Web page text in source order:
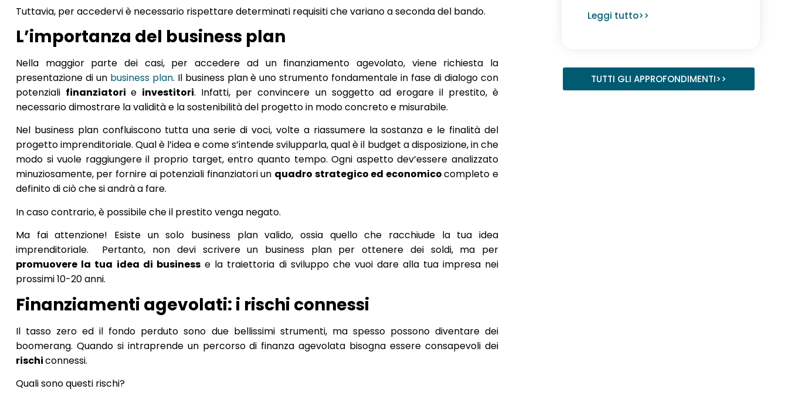
Tuttavia, per accedervi è necessario rispettare determinati requisiti che variano a seconda del bando.
L’importanza del business plan
Nella maggior parte dei casi, per accedere ad un finanziamento agevolato, viene richiesta la
presentazione di un business plan. Il business plan è uno strumento fondamentale in fase di dialogo con
potenziali finanziatorie investitori. Infatti, per convincere un soggetto ad erogare il prestito, è
necessario dimostrare la validità e la sostenibilità del progetto in modo concreto e misurabile.
Nel business plan confluiscono tutta una serie di voci, volte a riassumere la sostanza e le finalità del
progetto imprenditoriale. Qual è l’idea e come s’intende svilupparla, qual è il budget a disposizione, in che
modo si vuole raggiungere il proprio target, entro quanto tempo. Ogni aspetto dev’essere analizzato
minuziosamente, per fornire ai potenziali finanziatori un quadro strategico ed economicocompleto e
definito di ciò che si andrà a fare.
In caso contrario, è possibile che il prestito venga negato.
Ma fai attenzione! Esiste un solo business plan valido, ossia quello che racchiude la tua idea
imprenditoriale. Pertanto, non devi scrivere un business plan per ottenere dei soldi, ma per
promuovere la tua idea di business e la traiettoria di sviluppo che vuoi dare alla tua impresa nei
prossimi 10-20 anni.
Finanziamenti agevolati: i rischi connessi
Il tasso zero ed il fondo perduto sono due bellissimi strumenti, ma spesso possono diventare dei
boomerang. Quando si intraprende un percorso di finanza agevolata bisogna essere consapevoli dei
rischiconnessi.
Quali sono questi rischi?
Leggi tutto>>
TUTTI GLI APPROFONDIMENTI>>